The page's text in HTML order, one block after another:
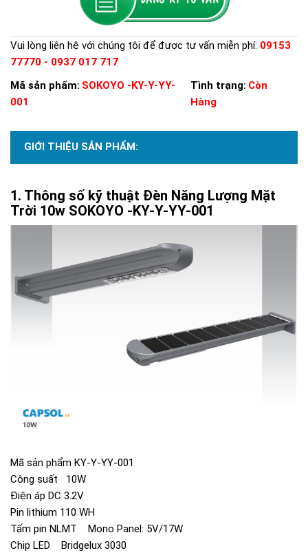
Vui lòng liên hệ với chúng tôi để được tư vấn miễn phí: 09153
77770 - 0937 017 717
Mã sản phẩm: SOKOYO -KY-Y-YY-
001
Tình trạng: Còn
Hàng
GIỚI THIỆU SẢN PHẨM:
Thông số kỹ thuật Đèn Năng Lượng Mặt
Trời 10w SOKOYO -KY-Y-YY-001
Mã sản phẩm KY-Y-YY-001
Công suất 10W
Điện áp DC 3.2V
Pin lithium 110 WH
Tấm pin NLMT Mono Panel: 5V/17W
Chip LED Bridgelux 3030